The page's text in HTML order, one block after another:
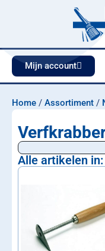
Mijn account
Home / Assortiment /
Alle artikelen